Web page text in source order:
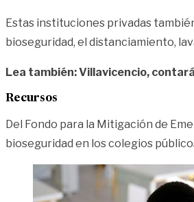
Estas instituciones privadas
bioseguridad, el distanciamiento,
Lea también: Villavicencio,
Recursos
Del Fondo para la Mitigación de
bioseguridad en los colegios